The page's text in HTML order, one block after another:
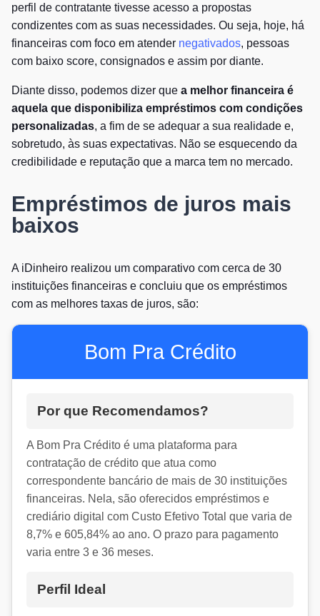
perfil de contratante tivesse acesso a propostas
condizentes com as suas necessidades. Ou seja, hoje, há
financeiras com foco em atender negativados, pessoas
com baixo score, consignados e assim por diante.
Diante disso, podemos dizer que a melhor financeira é
aquela que disponibiliza empréstimos com condições
personalizadas, a fim de se adequar a sua realidade e,
sobretudo, às suas expectativas. Não se esquecendo da
credibilidade e reputação que a marca tem no mercado.
Empréstimos de juros mais
baixos
A iDinheiro realizou um comparativo com cerca de 30
instituições financeiras e concluiu que os empréstimos
com as melhores taxas de juros, são:
Bom Pra Crédito
Por que Recomendamos?
A Bom Pra Crédito é uma plataforma para
contratação de crédito que atua como
correspondente bancário de mais de 30 instituições
financeiras. Nela, são oferecidos empréstimos e
crediário digital com Custo Efetivo Total que varia de
8,7% e 605,84% ao ano. O prazo para pagamento
varia entre 3 e 36 meses.
Perfil Ideal